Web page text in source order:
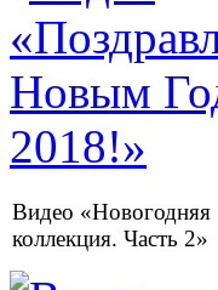
Видео «Новогодняя
коллекция. Часть 2»